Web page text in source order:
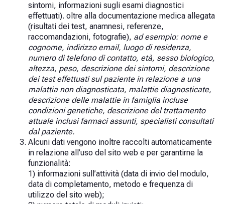
sintomi, informazioni sugli esami diagnostici
effettuati). oltre alla documentazione medica allegata
(risultati dei test, anamnesi, referenze,
raccomandazioni, fotografie), ad esempio: nome e
cognome, indirizzo email, luogo di residenza,
numero di telefono di contatto, età, sesso biologico,
altezza, peso, descrizione dei sintomi, descrizione
dei test effettuati sul paziente in relazione a una
malattia non diagnosticata, malattie diagnosticate,
descrizione delle malattie in famiglia incluse
condizioni genetiche, descrizione del trattamento
attuale inclusi farmaci assunti, specialisti consultati
dal paziente.
Alcuni dati vengono inoltre raccolti automaticamente
in relazione all’uso del sito web e per garantirne la
funzionalità:
1) informazioni sull’attività (data di invio del modulo,
data di completamento, metodo e frequenza di
utilizzo del sito web);